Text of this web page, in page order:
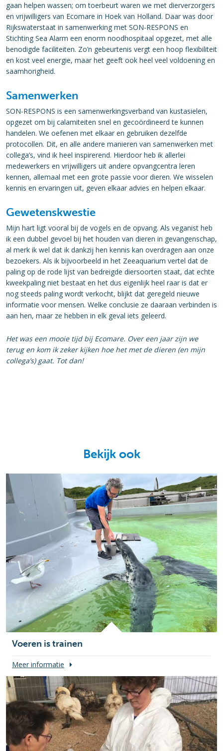
gaan helpen wassen; om toerbeurt waren we met dierverzorgers
en vrijwilligers van Ecomare in Hoek van Holland. Daar was door
Rijkswaterstaat in samenwerking met SON-RESPONS en
Stichting Sea Alarm een enorm noodhospitaal opgezet, met alle
benodigde faciliteiten. Zo’n gebeurtenis vergt een hoop flexibiliteit
en kost veel energie, maar het geeft ook heel veel voldoening en
saamhorigheid.
Samenwerken
SON-RESPONS is een samenwerkingsverband van kustasielen,
opgezet om bij calamiteiten snel en gecoördineerd te kunnen
handelen. We oefenen met elkaar en gebruiken dezelfde
protocollen. Dit, en alle andere manieren van samenwerken met
collega’s, vind ik heel inspirerend. Hierdoor heb ik allerlei
medewerkers en vrijwilligers uit andere opvangcentra leren
kennen, allemaal met een grote passie voor dieren. We wisselen
kennis en ervaringen uit, geven elkaar advies en helpen elkaar.
Gewetenskwestie
Mijn hart ligt vooral bij de vogels en de opvang. Als veganist heb
ik een dubbel gevoel bij het houden van dieren in gevangenschap,
al merk ik wel dat ik dankzij hen kennis kan overdragen aan onze
bezoekers. Als ik bijvoorbeeld in het Zeeaquarium vertel dat de
paling op de rode lijst van bedreigde diersoorten staat, dat echte
kweekpaling niet bestaat en het dus eigenlijk heel raar is dat er
nog steeds paling wordt verkocht, blijkt dat geregeld nieuwe
informatie voor mensen. Welke conclusie ze daaraan verbinden is
aan hen, maar ze hebben in elk geval iets geleerd.
Het was een mooie tijd bij Ecomare. Over een jaar zijn we
terug en kom ik zeker kijken hoe het met de dieren (en mijn
collega’s) gaat. Tot dan!
Bekijk ook
Voeren is trainen
Meer informatie